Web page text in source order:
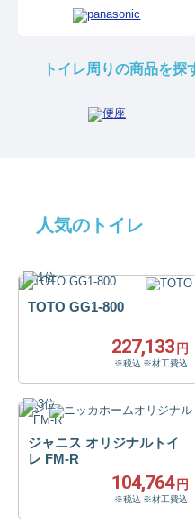
トイレ周りの商品を探
人気のトイレ
TOTO GG1-800
227,133 円
※税込 ※材工費込
ジャニス オリジナルトイ
レ FM-R
104,764 円
※税込 ※材工費込